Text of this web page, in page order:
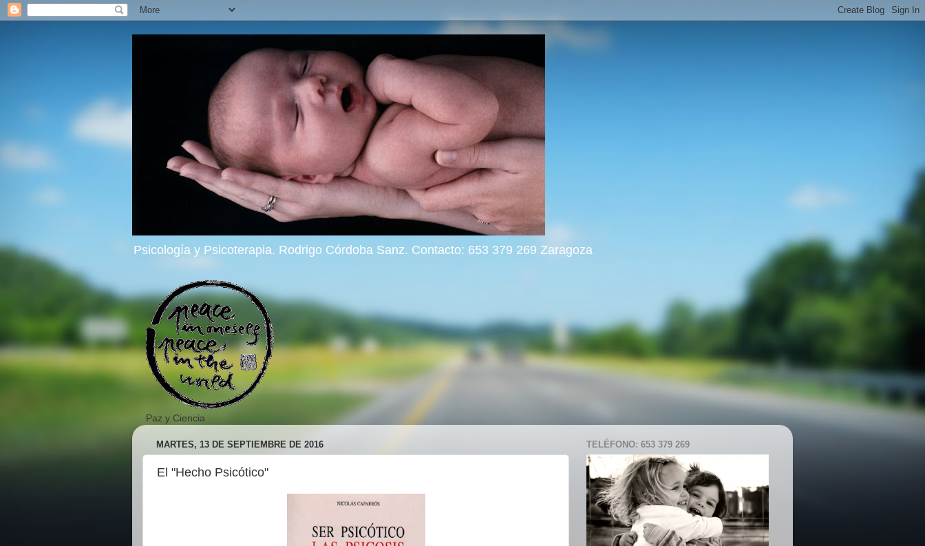
Psicología y Psicoterapia. Rodrigo Córdoba Sanz. Contacto: 653 379 269 Zaragoza
Paz y Ciencia
MARTES, 13 DE SEPTIEMBRE DE 2016
El "Hecho Psicótico"
TELÉFONO: 653 379 269